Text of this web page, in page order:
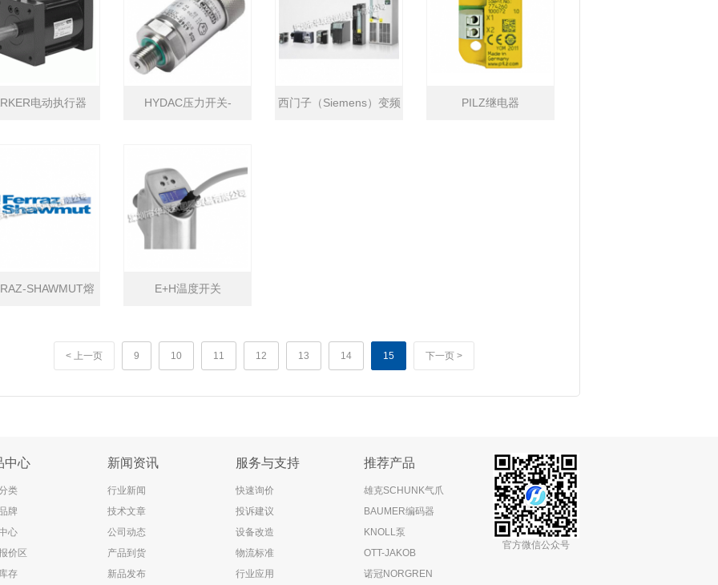
电动执行器 HYDAC压力开关- 西门子（Siemens）变频 PILZ继电器
SHAWMUT熔 E+H温度开关
< 上一页 9 10 11 12 13 14 15 下一页 >
中心
类
牌
心
价区
存
新闻资讯
行业新闻
技术文章
公司动态
产品到货
新品发布
服务与支持
快速询价
投诉建议
设备改造
物流标准
行业应用
推荐产品
雄克SCHUNK气爪
BAUMER编码器
KNOLL泵
OTT-JAKOB
诺冠NORGREN
官方微信公众号